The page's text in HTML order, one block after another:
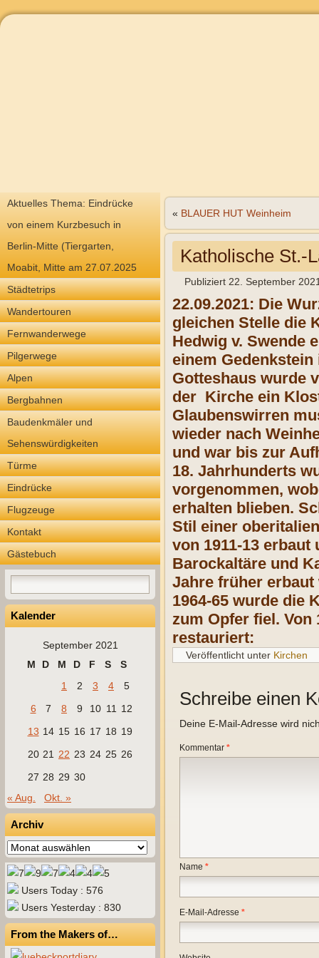
Aktuelles Thema: Eindrücke
von einem Kurzbesuch in
Berlin-Mitte (Tiergarten,
Moabit, Mitte am 27.07.2025
Städtetrips
Wandertouren
Fernwanderwege
Pilgerwege
Alpen
Bergbahnen
Baudenkmäler und
Sehenswürdigkeiten
Türme
Eindrücke
Flugzeuge
Kontakt
Gästebuch
Kalender
September 2021
M
D M D F S
S
1
2 3 4
5
6
7 8 9 10 11
12
13 14 15 16 17 18 19
20 21 22 23 24 25 26
27 28 29 30
« Aug.
Okt. »
Archiv
Archiv
Users Today : 576
Users Yesterday : 830
From the Makers of…
« BLAUER HUT Weinheim
Katholische St.-
Publiziert 22. September
22.09.2021: Die
gleichen Stelle die
Hedwig v. Swende
einem
Gotteshaus wurde
der Kirche ein
Glaubenswirren
wieder nach
und war bis zur
18. Jahrhunderts
vorgenommen,
erhalten blieben.
Stil einer
von 1911-13
Barockaltäre und
Jahre früher
1964-65 wurde die
zum Opfer fiel.
restauriert:
Veröffentlicht unter Kirchen
Schreibe einen
Deine E-Mail-Adresse wird
Kommentar *
Name *
E-Mail-Adresse *